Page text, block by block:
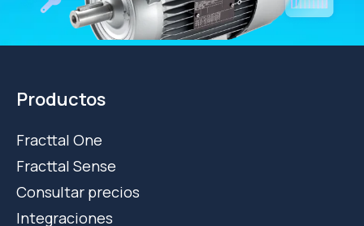
Productos
Fracttal One
Fracttal Sense
Consultar precios
Integraciones